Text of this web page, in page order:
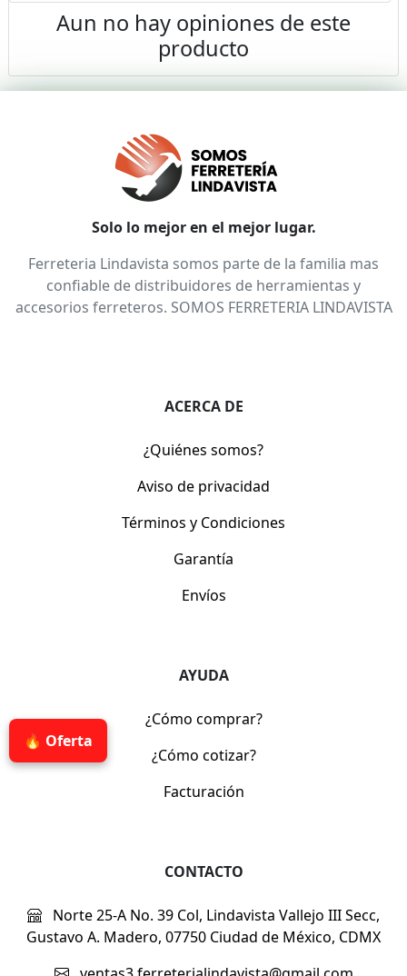
🔥 Oferta
Aun no hay opiniones de este
producto
Solo lo mejor en el mejor lugar.
Ferreteria Lindavista somos parte de la familia mas
confiable de distribuidores de herramientas y
accesorios ferreteros. SOMOS FERRETERIA LINDAVISTA
ACERCA DE
¿Quiénes somos?
Aviso de privacidad
Términos y Condiciones
Garantía
Envíos
AYUDA
¿Cómo comprar?
¿Cómo cotizar?
Facturación
CONTACTO
Norte 25-A No. 39 Col, Lindavista Vallejo III Secc,
Gustavo A. Madero, 07750 Ciudad de México, CDMX